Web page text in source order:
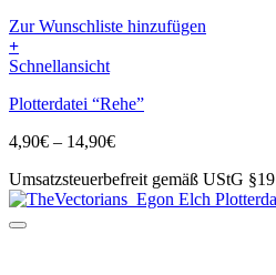
Zur Wunschliste hinzufügen
+
Dieses
weist
Varianten
Die
Optionen
können
Schnellansicht
Plotterdatei “Rehe”
4,90€ – 14,90€Preisspanne:
bis
14,90€
Umsatzsteuerbefreit gemäß UStG §19